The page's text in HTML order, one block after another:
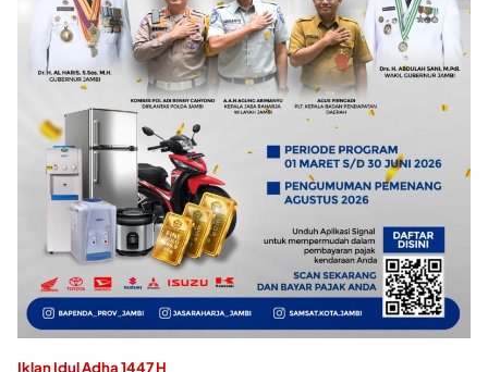
Iklan Idul Adha 1447 H